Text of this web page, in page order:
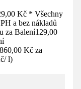
Kč * Všechny
a bez nákladů
za Balení129,00
Kč za
/ l)